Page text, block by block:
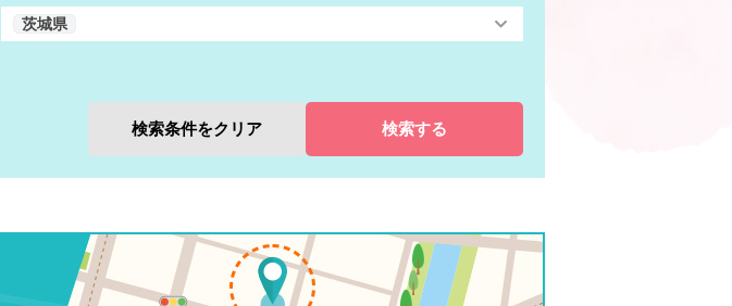
茨城県
検索する
検索条件をクリア